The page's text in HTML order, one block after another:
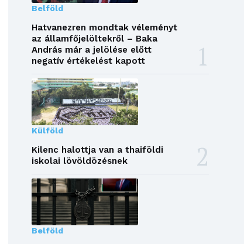
Belföld
Hatvanezren mondtak véleményt
az államfőjelöltekről – Baka
András már a jelölése előtt
negatív értékelést kapott
Külföld
Kilenc halottja van a thaiföldi
iskolai lövöldözésnek
Belföld